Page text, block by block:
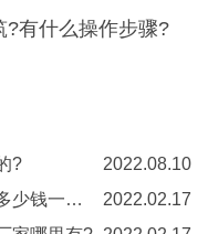
?有什么操作步骤?
?
2022.08.10
钢结构加工工艺流程，钢结构加工多少钱一吨？
2022.02.17